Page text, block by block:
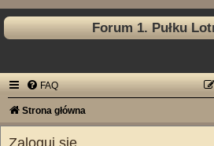
Forum 1. Pułku
FAQ
Strona główna
Zaloguj się